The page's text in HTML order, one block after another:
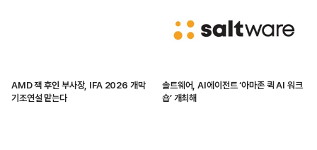
AMD 잭 후인 부사장, IFA 2026 개막
기조연설 맡는다
솔트웨어, AI에이전트 ‘아마존 퀵 AI 워크
숍’ 개최해